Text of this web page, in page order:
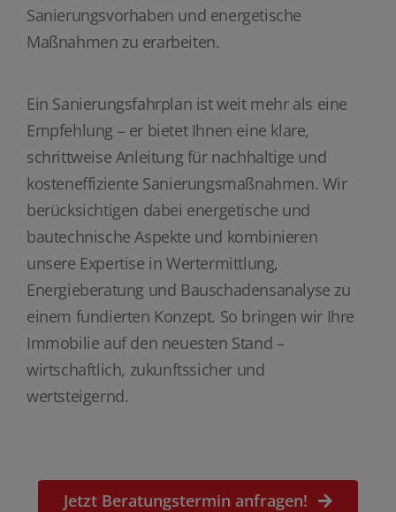
Sanierungsvorhaben und energetische
Maßnahmen zu erarbeiten.
Ein Sanierungsfahrplan ist weit mehr als eine
Empfehlung – er bietet Ihnen eine klare,
schrittweise Anleitung für nachhaltige und
kosteneffiziente Sanierungsmaßnahmen. Wir
berücksichtigen dabei energetische und
bautechnische Aspekte und kombinieren
unsere Expertise in Wertermittlung,
Energieberatung und Bauschadensanalyse zu
einem fundierten Konzept. So bringen wir Ihre
Immobilie auf den neuesten Stand –
wirtschaftlich, zukunftssicher und
wertsteigernd.
Jetzt Beratungstermin anfragen!